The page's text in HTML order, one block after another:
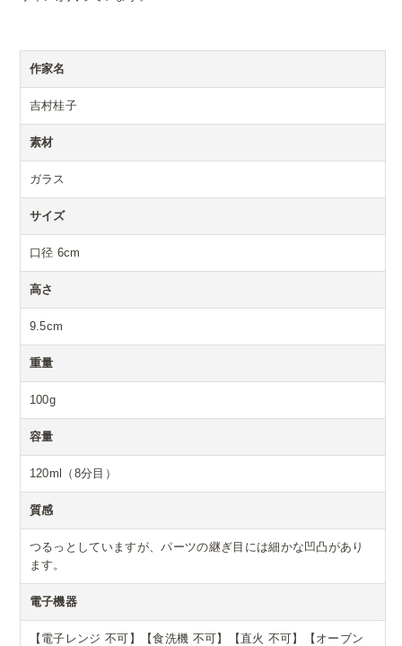
作家名
吉村桂子
素材
ガラス
サイズ
口径 6cm
高さ
9.5cm
重量
100g
容量
120ml（8分目）
質感
つるっとしていますが、パーツの継ぎ目には細かな凹凸があり
ます。
電子機器
【電子レンジ 不可】【食洗機 不可】【直火 不可】【オーブン